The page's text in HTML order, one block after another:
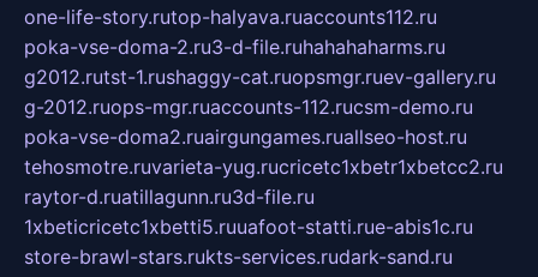
one-life-story.rutop-halyava.ruaccounts112.ru
poka-vse-doma-2.ru3-d-file.ruhahahaharms.ru
g2012.rutst-1.rushaggy-cat.ruopsmgr.ruev-gallery.ru
g-2012.ruops-mgr.ruaccounts-112.rucsm-demo.ru
poka-vse-doma2.ruairgungames.ruallseo-host.ru
tehosmotre.ruvarieta-yug.rucricetc1xbetr1xbetcc2.ru
raytor-d.ruatillagunn.ru3d-file.ru
1xbeticricetc1xbetti5.ruuafoot-statti.rue-abis1c.ru
store-brawl-stars.rukts-services.rudark-sand.ru